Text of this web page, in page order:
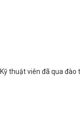
Kỹ thuật viên đã qua